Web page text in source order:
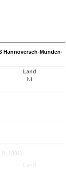
Hannoversch-Münden-
Land
NI
1001)